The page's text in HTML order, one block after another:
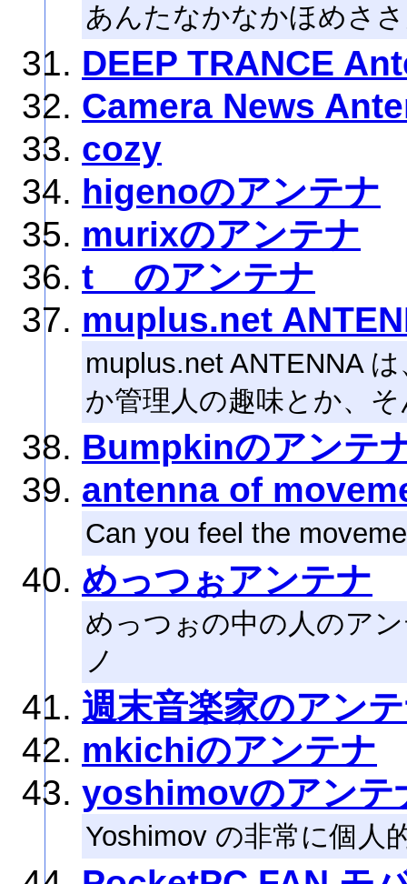
あんたなかなかほめさ
DEEP TRANCE
Camera News
cozy
higenoのアンテナ
murixのアンテナ
t__のアンテナ
muplus.net
muplus.net ANTENNA
か管理人の趣味とか、
Bumpkinのアンテ
antenna of
Can you feel the
めっつぉアンテナ
めっつぉの中の人のア
ノ
週末音楽家のアン
mkichiのアンテナ
yoshimovのアンテ
Yoshimov の非常に個人